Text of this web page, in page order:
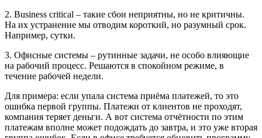
2. Business critical – такие сбои неприятны, но не критичны.
На их устранение мы отводим короткий, но разумный срок.
Например, сутки.
3. Офисные системы – рутинные задачи, не особо влияющие
на рабочий процесс. Решаются в спокойном режиме, в
течение рабочей недели.
Для примера: если упала система приёма платежей, то это
ошибка первой группы. Платежи от клиентов не проходят,
компания теряет деньги. А вот система отчётности по этим
платежам вполне может подождать до завтра, и это уже вторая